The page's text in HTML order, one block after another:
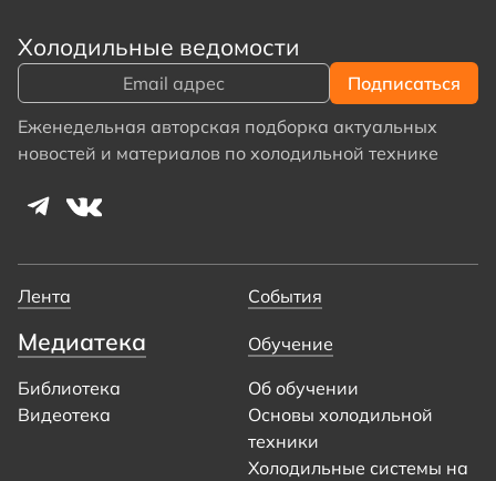
Холодильные ведомости
Еженедельная авторская подборка актуальных
новостей и материалов по холодильной технике
Лента События
Медиатека
Библиотека
Видеотека
Обучение
Об обучении
Основы холодильной
техники
Холодильные системы на